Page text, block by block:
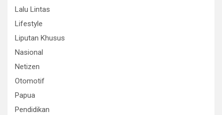
Lalu Lintas
Lifestyle
Liputan Khusus
Nasional
Netizen
Otomotif
Papua
Pendidikan